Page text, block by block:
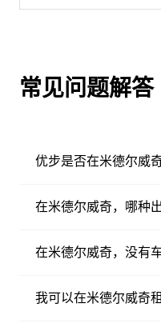
常见问题解答
优步是否在米德尔威
在米德尔威奇，哪种
在米德尔威奇，没有
我可以在米德尔威奇